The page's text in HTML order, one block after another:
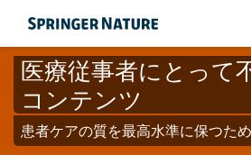
医療従事者にとって
コンテンツ
患者ケアの質を最⾼水準に保つた